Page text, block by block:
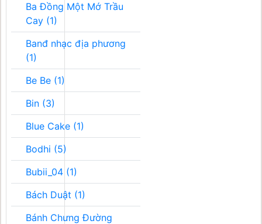
Ba Đồng Một Mớ Trầu
Cay (1)
Banđ nhạc địa phương
(1)
Be Be (1)
Bin (3)
Blue Cake (1)
Bodhi (5)
Bubii_04 (1)
Bách Duật (1)
Bánh Chưng Đường